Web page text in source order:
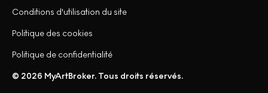
© 2026 MyArtBroker. Tous droits réservés.
Politique de confidentialité
Politique des cookies
Conditions d'utilisation du site